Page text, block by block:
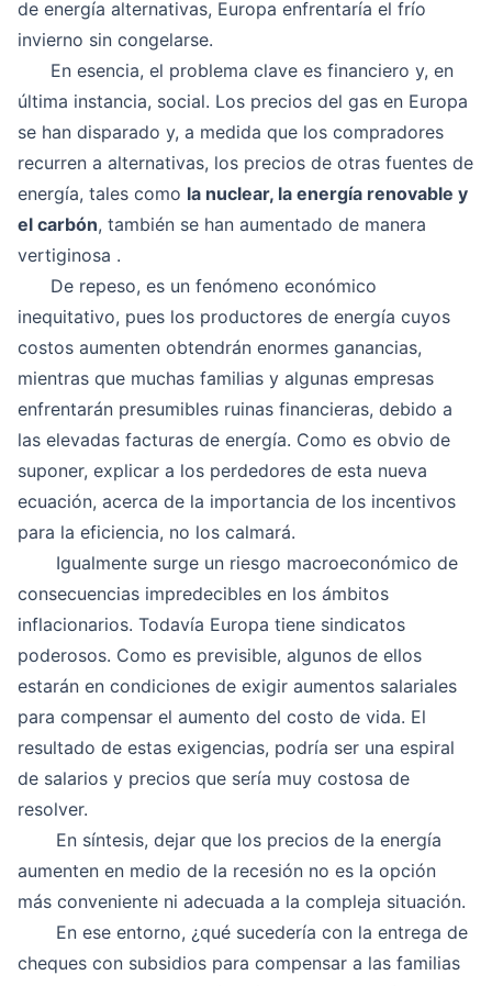
de energía alternativas, Europa enfrentaría el frío
invierno sin congelarse.
En esencia, el problema clave es financiero y, en
última instancia, social. Los precios del gas en Europa
se han disparado y, a medida que los compradores
recurren a alternativas, los precios de otras fuentes de
energía, tales como la nuclear, la energía renovable y
el carbón, también se han aumentado de manera
vertiginosa .
De repeso, es un fenómeno económico
inequitativo, pues los productores de energía cuyos
costos aumenten obtendrán enormes ganancias,
mientras que muchas familias y algunas empresas
enfrentarán presumibles ruinas financieras, debido a
las elevadas facturas de energía. Como es obvio de
suponer, explicar a los perdedores de esta nueva
ecuación, acerca de la importancia de los incentivos
para la eficiencia, no los calmará.
Igualmente surge un riesgo macroeconómico de
consecuencias impredecibles en los ámbitos
inflacionarios. Todavía Europa tiene sindicatos
poderosos. Como es previsible, algunos de ellos
estarán en condiciones de exigir aumentos salariales
para compensar el aumento del costo de vida. El
resultado de estas exigencias, podría ser una espiral
de salarios y precios que sería muy costosa de
resolver.
En síntesis, dejar que los precios de la energía
aumenten en medio de la recesión no es la opción
más conveniente ni adecuada a la compleja situación.
En ese entorno, ¿qué sucedería con la entrega de
cheques con subsidios para compensar a las familias